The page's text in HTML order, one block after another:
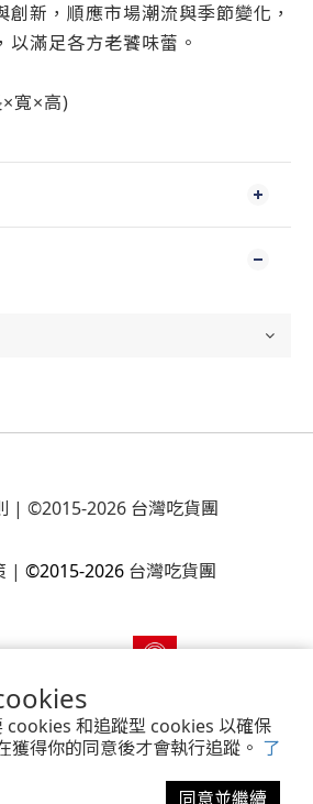
cookies 和追蹤型 cookies 以確保
獲得你的同意後才會執行追蹤。 了
同意並繼續
新，順應市場潮流與季節變化，
以滿足各方老饕味蕾。
寬×高)
| ©2015-2026 台灣吃貨團
| ©2015-2026台灣吃貨團